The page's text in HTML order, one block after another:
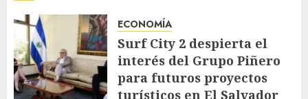
ECONOMÍA
Surf City 2 despierta el
interés del Grupo Piñero
para futuros proyectos
turísticos en El Salvador